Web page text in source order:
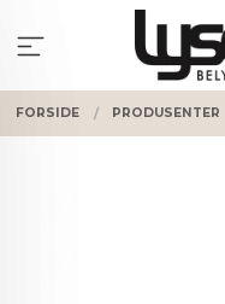
innholdet
FORSIDE PRODUSENTER